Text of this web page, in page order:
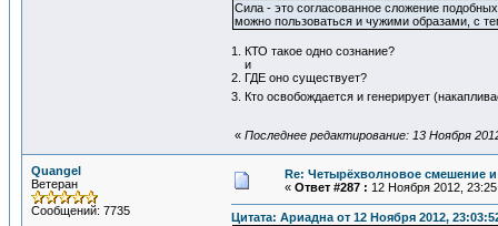
Сила - это согласованное сложение
можно пользоваться и чужими образами, с
1. КТО такое одно сознание?
и
2. ГДЕ оно существует?
3. Кто освобождается и генерирует
« Последнее редактирование: 13 Ноября
Quangel
Ветеран
Сообщений: 7735
Re: Четырёхволновое смешение и
« Ответ #287 : 12 Ноября 2012,
Цитата: Ариадна от 12 Ноября 2012,